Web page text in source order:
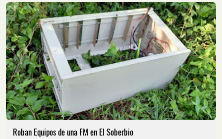
Roban Equipos de una FM en El Soberbio